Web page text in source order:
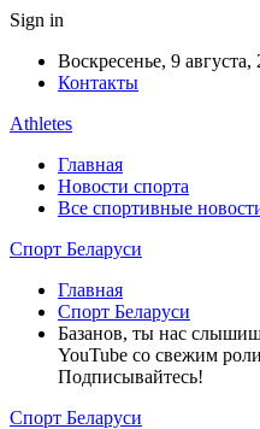
Sign in
Воскресенье, 9 августа,
Контакты
Athletes
Главная
Новости спорта
Все спортивные
Спорт Беларуси
Главная
Спорт Беларуси
Базанов, ты нас
YouTube со свежим
Подписывайтесь!
Спорт Беларуси